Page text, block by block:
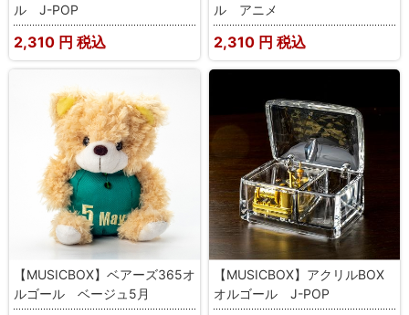
ル J-POP
2,310 円 税込
ル アニメ
2,310 円 税込
【MUSICBOX】ベアーズ365オ
ルゴール ベージュ5月
【MUSICBOX】アクリルBOX
オルゴール J-POP